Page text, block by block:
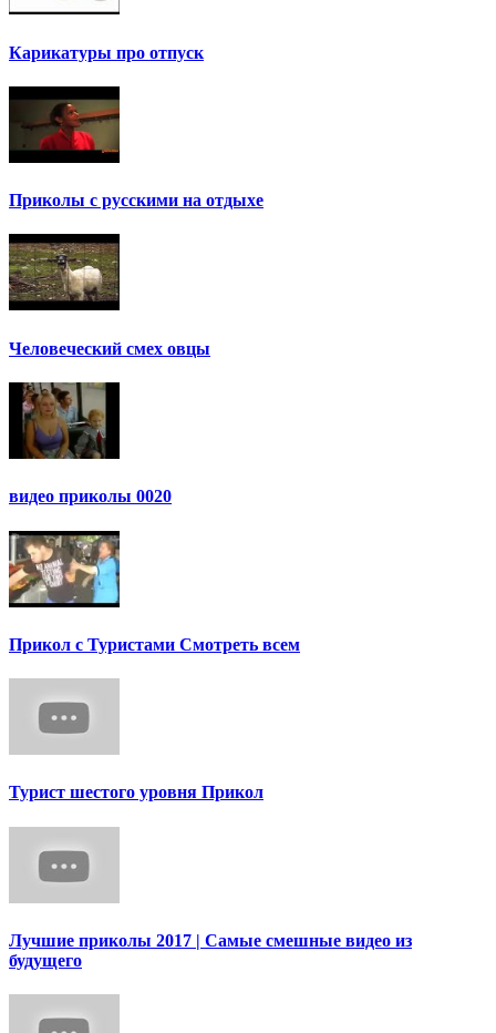
Карикатуры про отпуск
Приколы с русскими на отдыхе
Человеческий смех овцы
видео приколы 0020
Прикол с Туристами Смотреть всем
Турист шестого уровня Прикол
Лучшие приколы 2017 | Самые смешные видео из
будущего